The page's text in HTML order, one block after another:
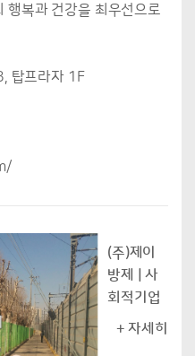
행복과 건강을 최우선으로
탑프라자 1F
(주)제이
방제 | 사
회적기업
+ 자세히